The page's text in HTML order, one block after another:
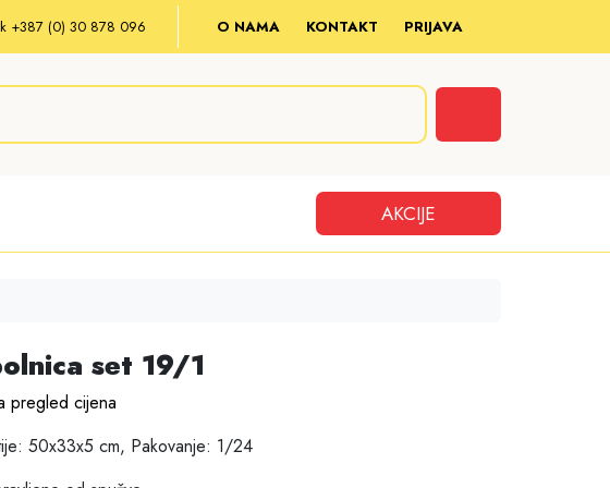
+387 (0) 30 878 096 O NAMA KONTAKT PRIJAVA
AKCIJE
set 19/1
pregled cijena
50x33x5 cm, Pakovanje: 1/24